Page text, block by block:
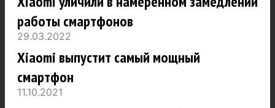
работы смартфонов
29.03.2022
Xiaomi выпустит самый мощный
смартфон
11.10.2021